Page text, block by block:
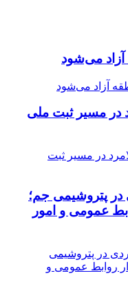
می‌شود
در لامرد در مسیر ثبت ملی
در پتروشیمی جم؛
عمومی و امور